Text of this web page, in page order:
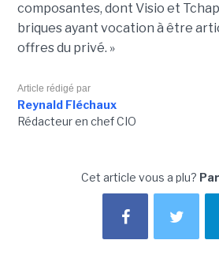
composantes, dont Visio et
briques ayant vocation à être
offres du privé. »
Article rédigé par
Reynald Fléchaux
Rédacteur en chef CIO
Cet article vous a plu?